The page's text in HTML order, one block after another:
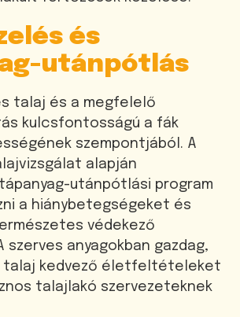
és
utánpótlás
talaj és a megfelelő
kulcsfontosságú a fák
szempontjából. A
alapján
utánpótlási program
a hiánybetegségeket és
védekező
szerves anyagokban gazdag,
talaj kedvező életfeltételeket
talajlakó szervezeteknek